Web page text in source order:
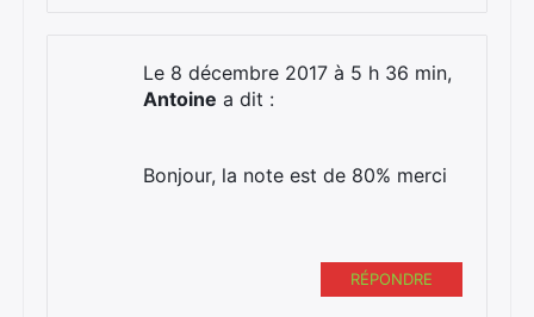
Le 8 décembre 2017 à 5 h 36 min,
Antoine a dit :
Bonjour, la note est de 80% merci
RÉPONDRE